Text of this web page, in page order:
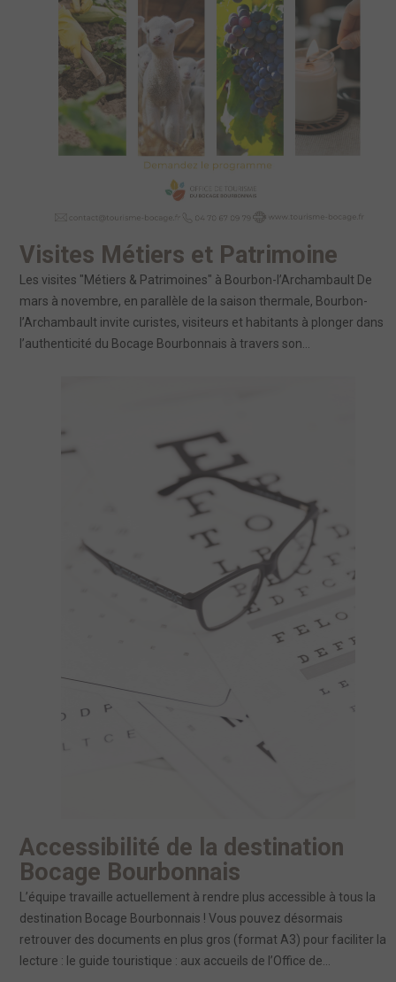
Visites Métiers et Patrimoine
Les visites "Métiers & Patrimoines" à Bourbon-l’Archambault De
mars à novembre, en parallèle de la saison thermale, Bourbon-
l’Archambault invite curistes, visiteurs et habitants à plonger dans
l’authenticité du Bocage Bourbonnais à travers son...
Accessibilité de la destination
Bocage Bourbonnais
L’équipe travaille actuellement à rendre plus accessible à tous la
destination Bocage Bourbonnais ! Vous pouvez désormais
retrouver des documents en plus gros (format A3) pour faciliter la
lecture : le guide touristique : aux accueils de l’Office de...